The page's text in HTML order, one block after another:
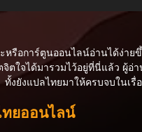
หรือการ์ตูนออนไลน์อ่านได้ง่าย
ใจได้มารวมไว้อยู่ที่นี่แล้ว ผู้อ่า
ทั้งยังแปลไทยมาให้ครบจบในเรื่
ยออนไลน์